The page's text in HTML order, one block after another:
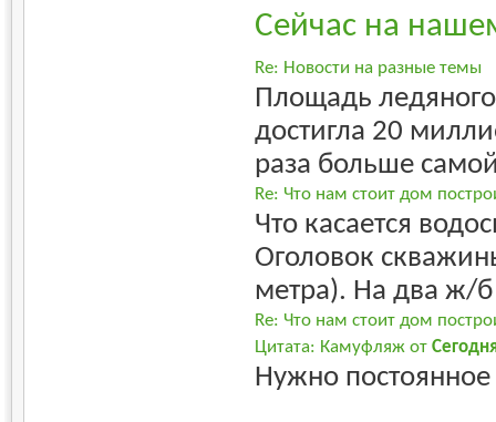
Сейчас на
Re: Новости на разные темы
Площадь
достигла 20
раза больше
Re: Что нам стоит дом
Что касается
Оголовок
метра). На два ж/
Re: Что нам стоит дом
Цитата: Камуфляж от
Нужно постоянное